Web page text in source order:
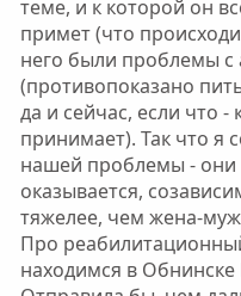
теме, и к которой он
примет (что
него были проблемы с
(противопоказано
да и сейчас, если что
принимает). Так что я
нашей проблемы -
оказывается,
тяжелее, чем жена-
Про
находимся в Обнинске